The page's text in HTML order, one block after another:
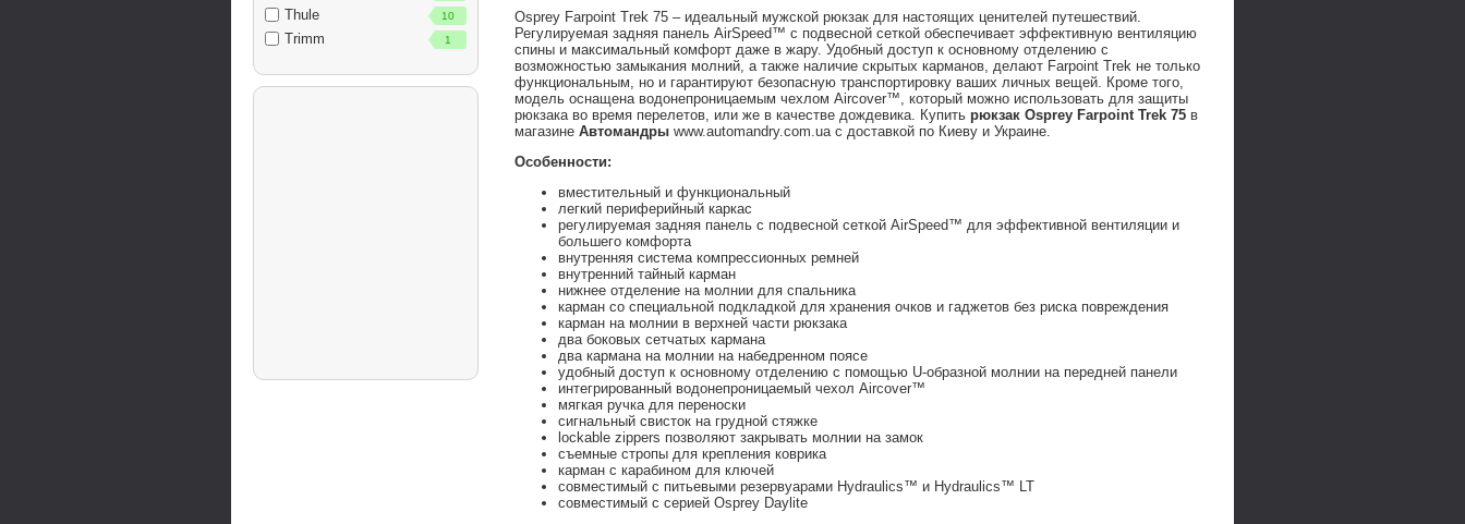
Thule 10
Trimm 1
Osprey Farpoint Trek 75 – идеальный мужской рюкзак для настоящих ценителей путешествий.
Регулируемая задняя панель AirSpeed™ с подвесной сеткой обеспечивает эффективную вентиляцию
спины и максимальный комфорт даже в жару. Удобный доступ к основному отделению с
возможностью замыкания молний, а также наличие скрытых карманов, делают Farpoint Trek не только
функциональным, но и гарантируют безопасную транспортировку ваших личных вещей. Кроме того,
модель оснащена водонепроницаемым чехлом Aircover™, который можно использовать для защиты
рюкзака во время перелетов, или же в качестве дождевика. Купить рюкзак Osprey Farpoint Trek 75 в
магазине Автомандры www.automandry.com.ua с доставкой по Киеву и Украине.
Особенности:
вместительный и функциональный
легкий периферийный каркас
регулируемая задняя панель с подвесной сеткой AirSpeed™ для эффективной вентиляции и
большего комфорта
внутренняя система компрессионных ремней
внутренний тайный карман
нижнее отделение на молнии для спальника
карман со специальной подкладкой для хранения очков и гаджетов без риска повреждения
карман на молнии в верхней части рюкзака
два боковых сетчатых кармана
два кармана на молнии на набедренном поясе
удобный доступ к основному отделению с помощью U-образной молнии на передней панели
интегрированный водонепроницаемый чехол Aircover™
мягкая ручка для переноски
сигнальный свисток на грудной стяжке
lockable zippers позволяют закрывать молнии на замок
съемные стропы для крепления коврика
карман с карабином для ключей
совместимый с питьевыми резервуарами Hydraulics™ и Hydraulics™ LT
совместимый с серией Osprey Daylite